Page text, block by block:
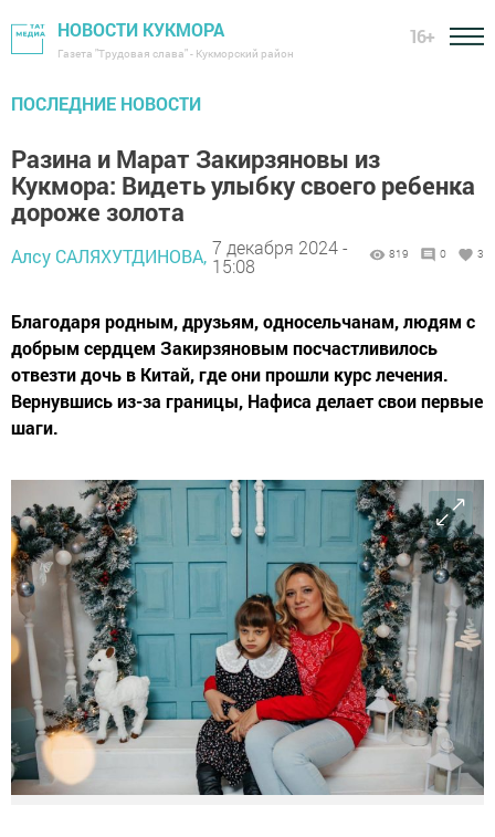
НОВОСТИ КУКМОРА
Газета "Трудовая слава" - Кукморский район
16+
ПОСЛЕДНИЕ НОВОСТИ
Разина и Марат Закирзяновы из
Кукмора: Видеть улыбку своего ребенка
дороже золота
Алсу САЛЯХУТДИНОВА, 7 декабря 2024 -
15:08
819 0 3
Благодаря родным, друзьям, односельчанам, людям с
добрым сердцем Закирзяновым посчастливилось
отвезти дочь в Китай, где они прошли курс лечения.
Вернувшись из-за границы, Нафиса делает свои первые
шаги.